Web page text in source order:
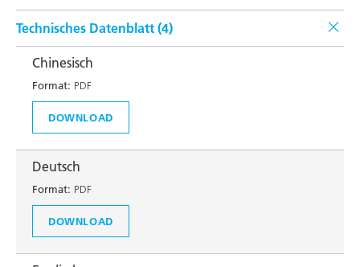
Technisches Datenblatt (4)
Chinesisch
Format: PDF
DOWNLOAD
Deutsch
Format: PDF
DOWNLOAD